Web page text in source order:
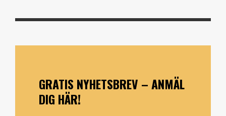
GRATIS NYHETSBREV – ANMÄL
DIG HÄR!